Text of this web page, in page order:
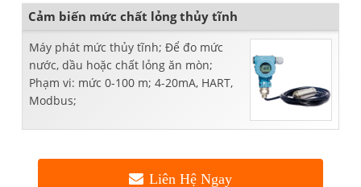
Cảm biến mức chất lỏng thủy tĩnh
Máy phát mức thủy tĩnh; Để đo mức
nước, dầu hoặc chất lỏng ăn mòn;
Phạm vi: mức 0-100 m; 4-20mA, HART,
Modbus;
Liên Hệ Ngay